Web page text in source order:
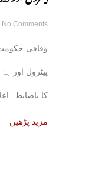
کا باضابطہ
No Comments
وفاقی حکومت
پیٹرول اور
کا باضابطہ
مزید پڑھیں